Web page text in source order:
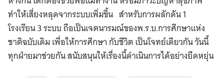
ทำให้เสี่ยงหลุดจากระบบเพิ่มขึ้น สำหรับการผลักดัน 1
โรงเรียน 3 ระบบ ถือเป็นเจตนารมณ์ของพ.ร.บ.การศึกษาแห่ง
ชาติฉบับเดิม เพื่อให้การศึกษา กับชีวิต เป็นโจทย์เดียวกัน วันนี้
ทุกฝ่ายมาช่วยกัน สนับสนุนให้เรื่องนี้ดำเนินการได้อย่างยืดหยุ่น